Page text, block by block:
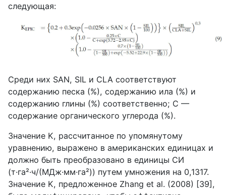
следующая:
Среди них SAN, SIL и CLA соответствуют
содержанию песка (%), содержанию ила (%) и
содержанию глины (%) соответственно; C —
содержание органического углерода (%).
Значение K, рассчитанное по упомянутому
уравнению, выражено в американских единицах и
должно быть преобразовано в единицы СИ
(т·га²·ч/(МДж·мм·га²)) путем умножения на 0,1317.
Значение K, предложенное Zhang et al. (2008) [39],